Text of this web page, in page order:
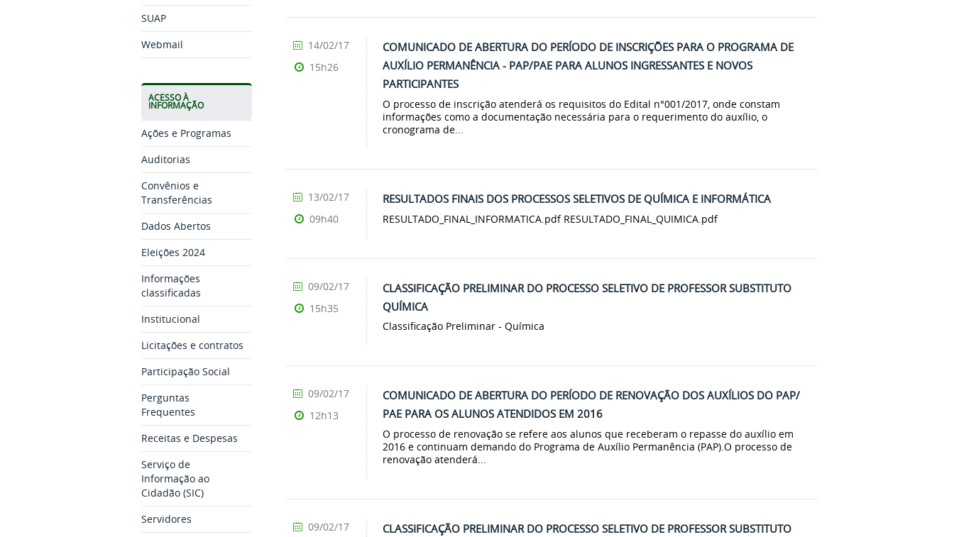
SUAP
Webmail
ACESSO À
INFORMAÇÃO
Ações e Programas
Auditorias
Convênios e
Transferências
Dados Abertos
Eleições 2024
Informações
classificadas
Institucional
Licitações e contratos
Participação Social
Perguntas
Frequentes
Receitas e Despesas
Serviço de
Informação ao
Cidadão (SIC)
Servidores
COMUNICADO DE ABERTURA DO PERÍODO DE INSCRIÇÕES PARA O PROGRAMA DE
AUXÍLIO PERMANÊNCIA - PAP/PAE PARA ALUNOS INGRESSANTES E NOVOS
PARTICIPANTES
O processo de inscrição atenderá os requisitos do Edital n°001/2017, onde constam
informações como a documentação necessária para o requerimento do auxílio, o
cronograma de...
14/02/17
15h26
RESULTADOS FINAIS DOS PROCESSOS SELETIVOS DE QUÍMICA E INFORMÁTICA
RESULTADO_FINAL_INFORMATICA.pdf RESULTADO_FINAL_QUIMICA.pdf
13/02/17
09h40
CLASSIFICAÇÃO PRELIMINAR DO PROCESSO SELETIVO DE PROFESSOR SUBSTITUTO
QUÍMICA
Classificação Preliminar - Química
09/02/17
15h35
COMUNICADO DE ABERTURA DO PERÍODO DE RENOVAÇÃO DOS AUXÍLIOS DO PAP/
PAE PARA OS ALUNOS ATENDIDOS EM 2016
O processo de renovação se refere aos alunos que receberam o repasse do auxílio em
2016 e continuam demando do Programa de Auxílio Permanência (PAP).O processo de
renovação atenderá...
09/02/17
12h13
CLASSIFICAÇÃO PRELIMINAR DO PROCESSO SELETIVO DE PROFESSOR SUBSTITUTO
09/02/17